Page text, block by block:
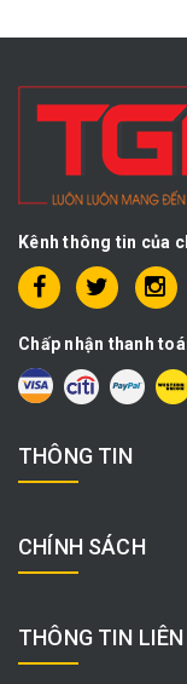
Kênh thông tin của
Chấp nhận thanh
THÔNG TIN
CHÍNH SÁCH
THÔNG TIN LIÊN